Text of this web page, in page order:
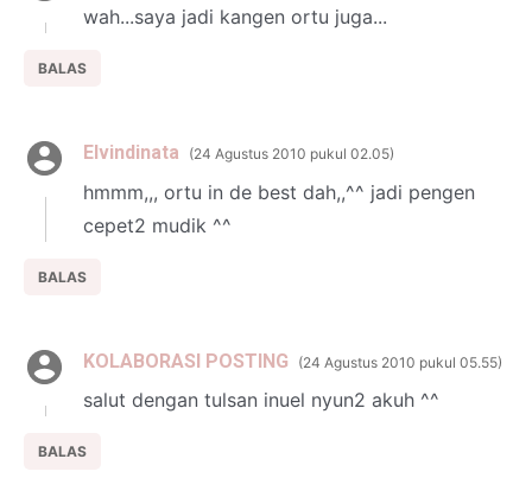
wah...saya jadi kangen ortu juga...
BALAS
Elvindinata 24 Agustus 2010 pukul 02.05
hmmm,,, ortu in de best dah,,^^ jadi pengen
cepet2 mudik ^^
BALAS
KOLABORASI POSTING 24 Agustus 2010 pukul 05.55
salut dengan tulsan inuel nyun2 akuh ^^
BALAS